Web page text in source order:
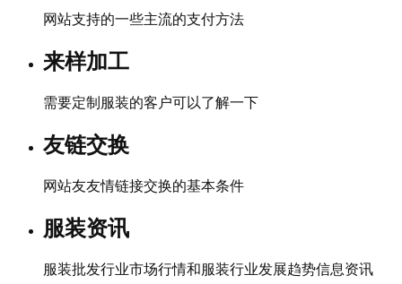
网站支持的一些主流的支付方法
来样加工
需要定制服装的客户可以了解一下
友链交换
网站友友情链接交换的基本条件
服装资讯
服装批发行业市场行情和服装行业发展趋势信息资讯